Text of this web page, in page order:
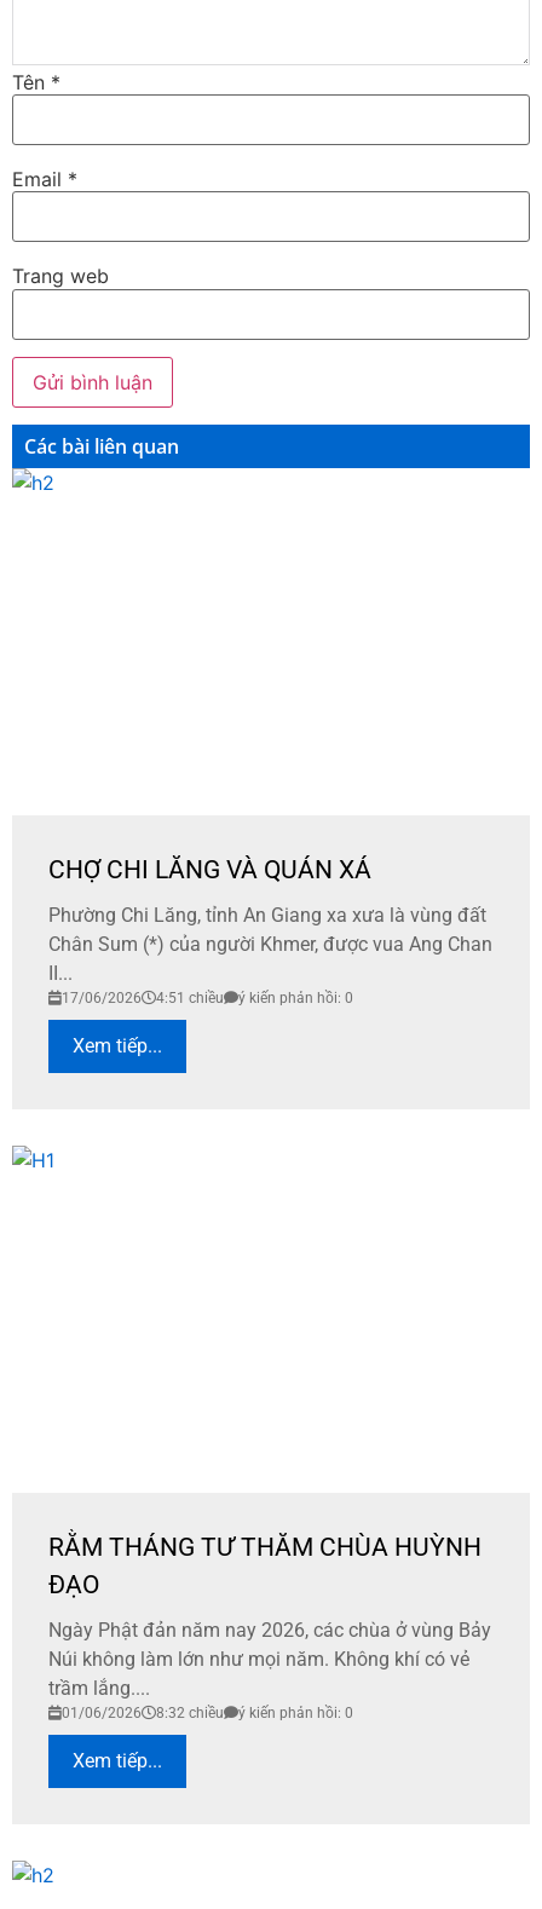
Tên *
Email *
Trang web
Các bài liên quan
CHỢ CHI LĂNG VÀ QUÁN XÁ
Phường Chi Lăng, tỉnh An Giang xa xưa là vùng đất
Chân Sum (*) của người Khmer, được vua Ang Chan
II...
17/06/2026 4:51 chiều ý kiến phản hồi: 0
Xem tiếp...
RẰM THÁNG TƯ THĂM CHÙA HUỲNH
ĐẠO
Ngày Phật đản năm nay 2026, các chùa ở vùng Bảy
Núi không làm lớn như mọi năm. Không khí có vẻ
trầm lắng....
01/06/2026 8:32 chiều ý kiến phản hồi: 0
Xem tiếp...